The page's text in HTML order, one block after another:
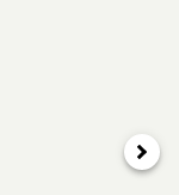
次へ